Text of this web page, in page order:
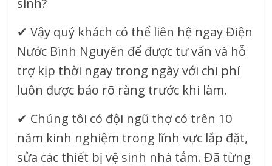
✔ Vậy quý khách có thể liên hệ ngay Điện
Nước Bình Nguyên để được tư vấn và hỗ
trợ kịp thời ngay trong ngày với chi phí
luôn được báo rõ ràng trước khi làm.
✔ Chúng tôi có đội ngũ thợ có trên 10
năm kinh nghiệm trong lĩnh vực lắp đặt,
sửa các thiết bị vệ sinh nhà tắm. Đã từng